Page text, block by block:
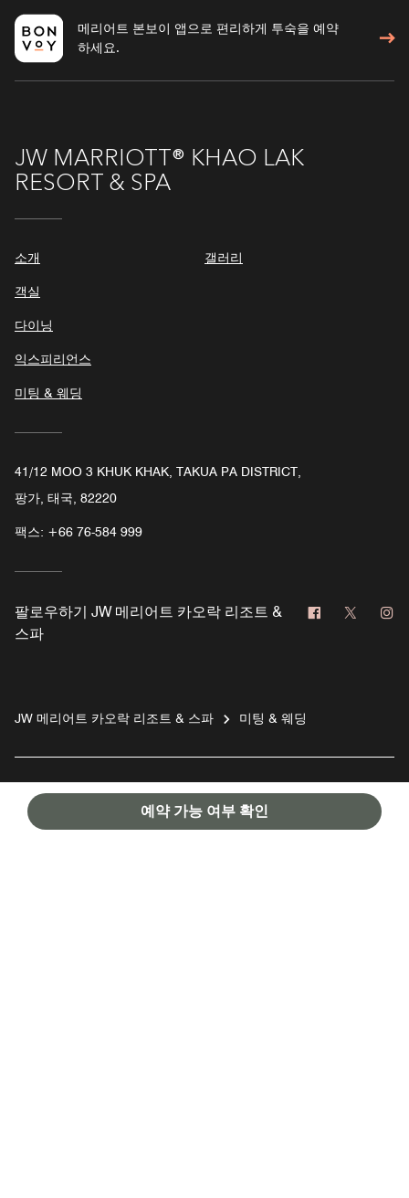
예약 가능 여부 확인
메리어트 본보이 앱으로 편리하게 투숙을 예약
하세요.
JW MARRIOTT® KHAO LAK
RESORT & SPA
소개
객실
다이닝
익스피리언스
미팅 & 웨딩
갤러리
41/12 MOO 3 KHUK KHAK, TAKUA PA DISTRICT,
팡가, 태국, 82220
팩스: +66 76-584 999
팔로우하기 JW 메리어트 카오락 리조트 &
스파
페이스북트위터
JW 메리어트 카오락 리조트 & 스파 미팅 & 웨딩
투숙객용